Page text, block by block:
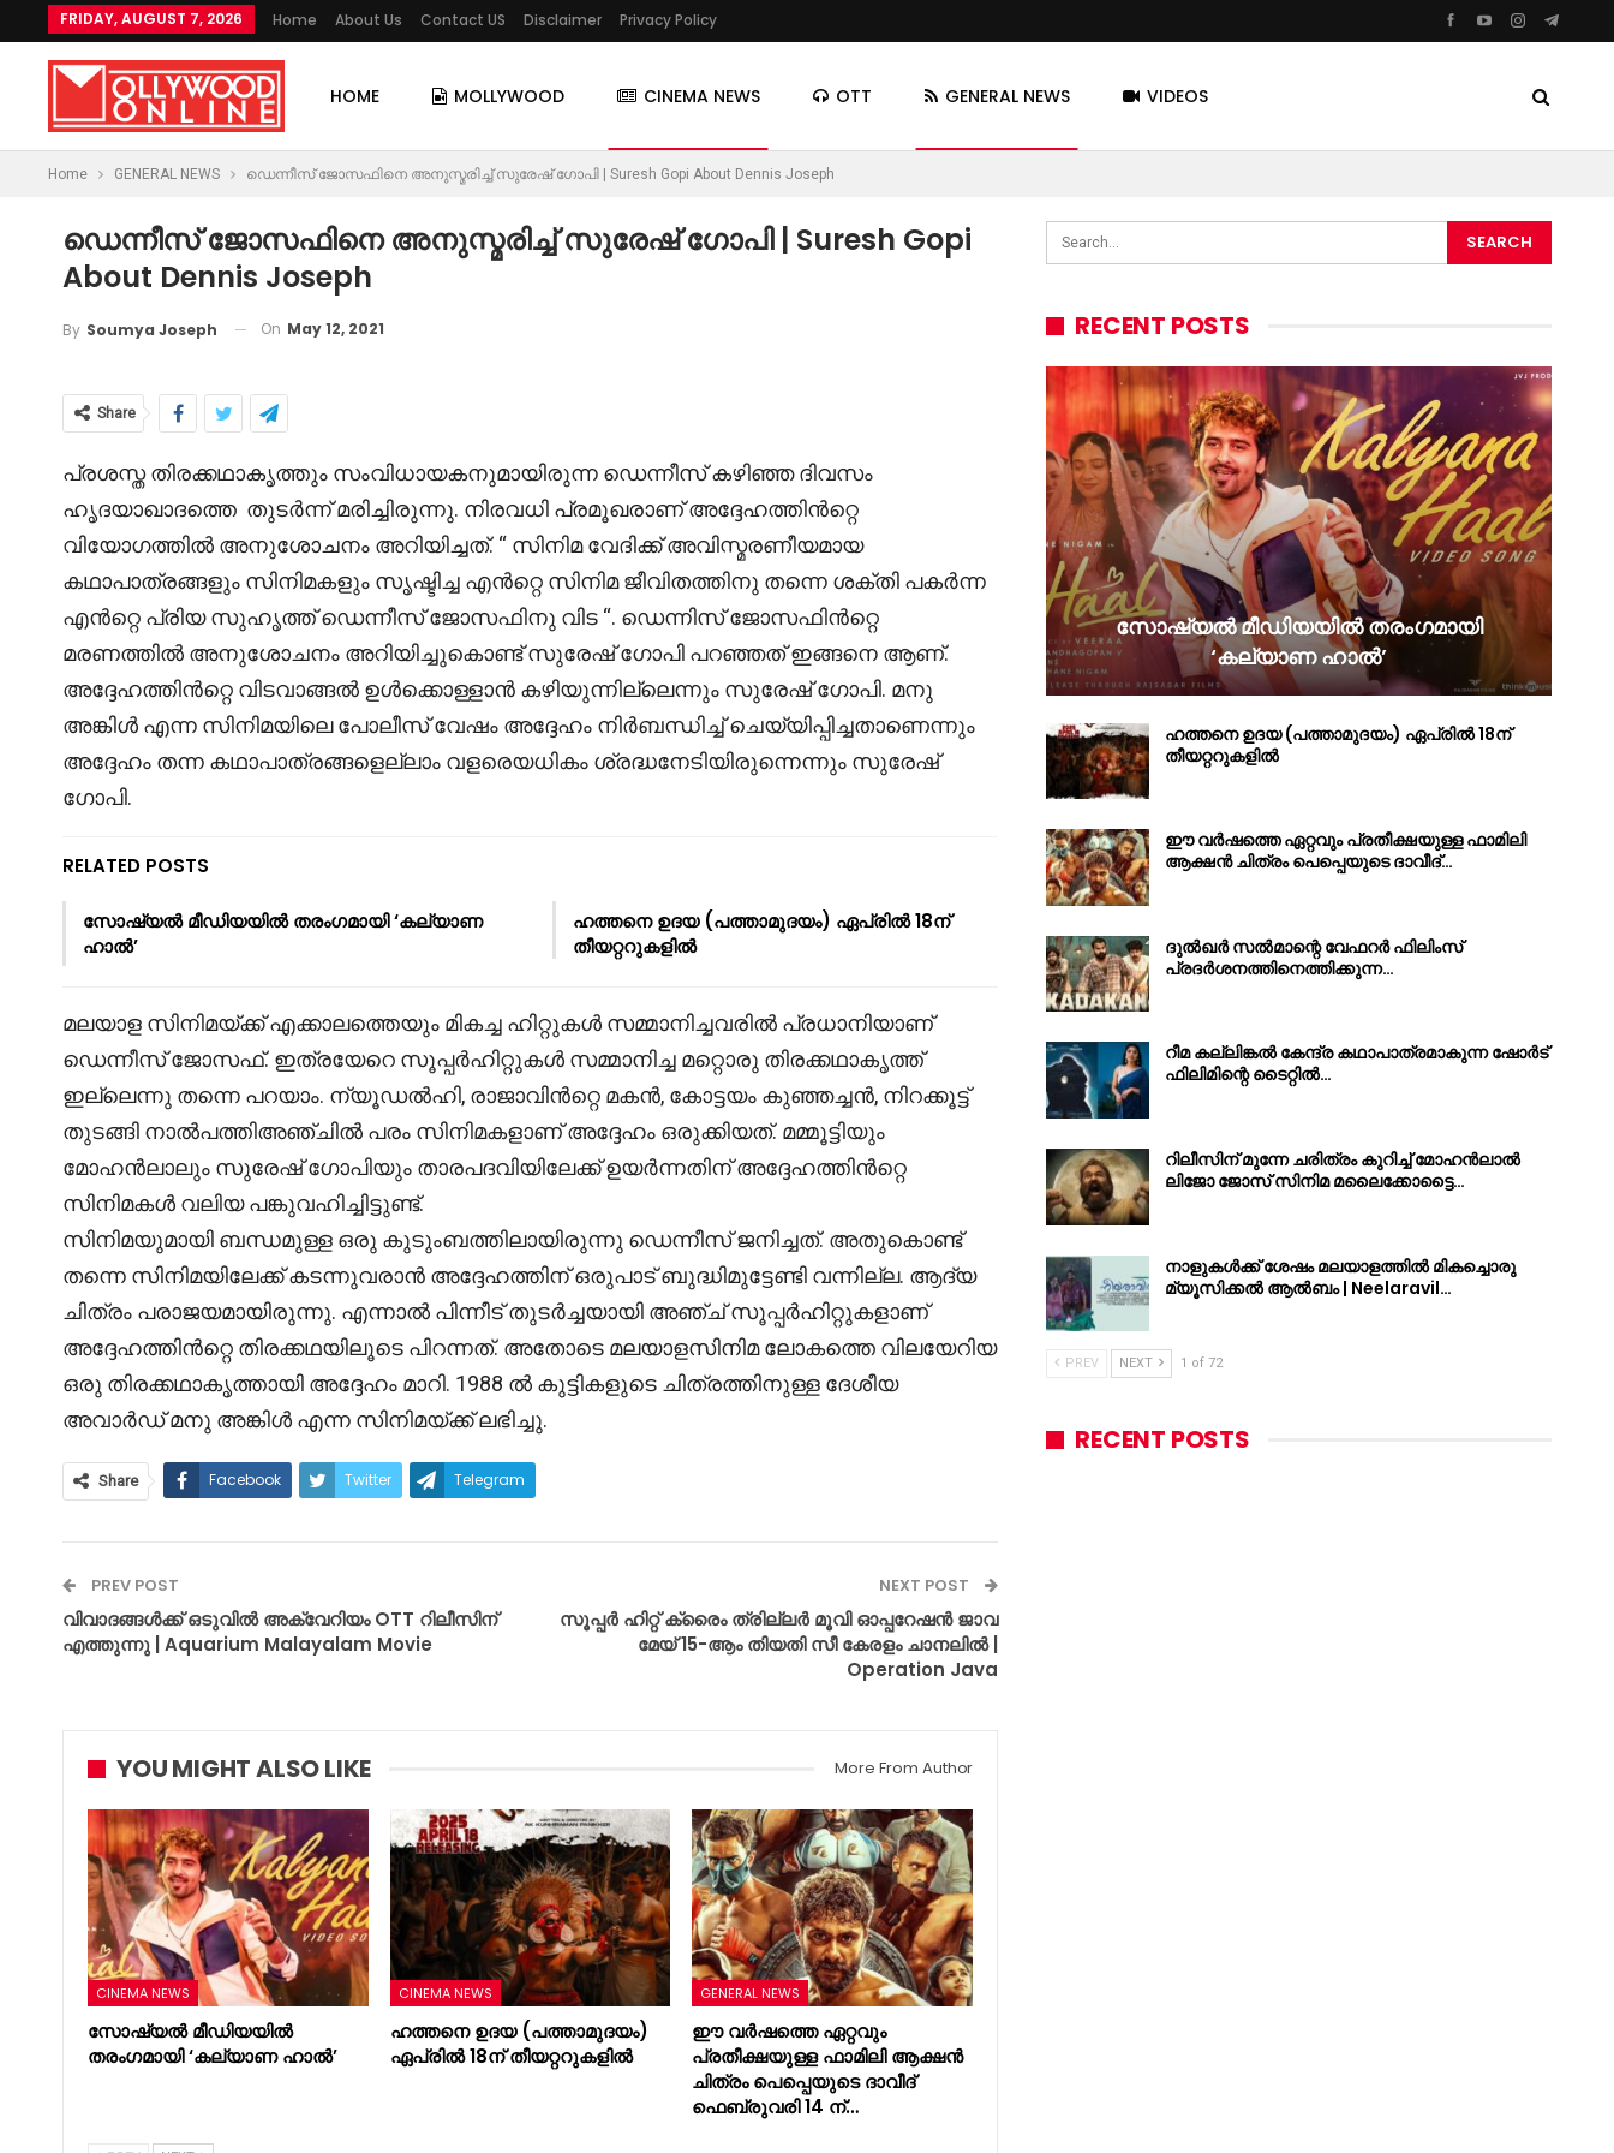
FRIDAY, AUGUST 7, 2026 Home About Us Contact US Disclaimer Privacy Policy
HOME MOLLYWOOD CINEMA NEWS OTT GENERAL NEWS VIDEOS
Home GENERAL NEWS ഡെന്നീസ് ജോസഫിനെ അനുസ്മരിച്ച് സുരേഷ് ഗോപി | Suresh Gopi About Dennis Joseph
ഡെന്നീസ് ജോസഫിനെ അനുസ്മരിച്ച് സുരേഷ് ഗോപി | Suresh Gopi
About Dennis Joseph
By Soumya Joseph On May 12, 2021
Share
പ്രശസ്ത തിരക്കഥാകൃത്തും സംവിധായകനുമായിരുന്ന ഡെന്നീസ് കഴിഞ്ഞ ദിവസം
ഹൃദയാഖാദത്തെ തുടർന്ന് മരിച്ചിരുന്നു. നിരവധി പ്രമൂഖരാണ് അദ്ദേഹത്തിൻറ്റെ
വിയോഗത്തിൽ അനുശോചനം അറിയിച്ചത്. “ സിനിമ വേദിക്ക് അവിസ്മരണീയമായ
കഥാപാത്രങ്ങളും സിനിമകളും സൃഷ്ടിച്ച എൻറ്റെ സിനിമ ജീവിതത്തിനു തന്നെ ശക്തി പകർന്ന
എൻറ്റെ പ്രിയ സുഹൃത്ത് ഡെന്നീസ് ജോസഫിനു വിട “. ഡെന്നിസ് ജോസഫിൻറ്റെ
മരണത്തിൽ അനുശോചനം അറിയിച്ചുകൊണ്ട് സുരേഷ് ഗോപി പറഞ്ഞത് ഇങ്ങനെ ആണ്.
അദ്ദേഹത്തിൻറ്റെ വിടവാങ്ങൽ ഉൾക്കൊള്ളാൻ കഴിയുന്നില്ലെന്നും സുരേഷ് ഗോപി. മനു
അങ്കിൾ എന്ന സിനിമയിലെ പോലീസ് വേഷം അദ്ദേഹം നിർബന്ധിച്ച് ചെയ്യിപ്പിച്ചതാണെന്നും
അദ്ദേഹം തന്ന കഥാപാത്രങ്ങളെല്ലാം വളരെയധികം ശ്രദ്ധനേടിയിരുന്നെന്നും സുരേഷ്
ഗോപി.
RELATED POSTS
സോഷ്യൽ മീഡിയയിൽ തരംഗമായി ‘കല്യാണ
ഹാൽ’
ഹത്തനെ ഉദയ (പത്താമുദയം) ഏപ്രിൽ 18ന്
തീയറ്ററുകളിൽ
മലയാള സിനിമയ്ക്ക് എക്കാലത്തെയും മികച്ച ഹിറ്റുകൾ സമ്മാനിച്ചവരിൽ പ്രധാനിയാണ്
ഡെന്നീസ് ജോസഫ്. ഇത്രയേറെ സൂപ്പർഹിറ്റുകൾ സമ്മാനിച്ച മറ്റൊരു തിരക്കഥാകൃത്ത്
ഇല്ലെന്നു തന്നെ പറയാം. ന്യൂഡൽഹി, രാജാവിൻറ്റെ മകൻ, കോട്ടയം കുഞ്ഞച്ചൻ, നിറക്കൂട്ട്
തുടങ്ങി നാൽപത്തിഅഞ്ചിൽ പരം സിനിമകളാണ് അദ്ദേഹം ഒരുക്കിയത്. മമ്മൂട്ടിയും
മോഹൻലാലും സുരേഷ് ഗോപിയും താരപദവിയിലേക്ക് ഉയർന്നതിന് അദ്ദേഹത്തിൻറ്റെ
സിനിമകൾ വലിയ പങ്കുവഹിച്ചിട്ടുണ്ട്.
സിനിമയുമായി ബന്ധമുള്ള ഒരു കുടുംബത്തിലായിരുന്നു ഡെന്നീസ് ജനിച്ചത്. അതുകൊണ്ട്
തന്നെ സിനിമയിലേക്ക് കടന്നുവരാൻ അദ്ദേഹത്തിന് ഒരുപാട് ബുദ്ധിമുട്ടേണ്ടി വന്നില്ല. ആദ്യ
ചിത്രം പരാജയമായിരുന്നു. എന്നാൽ പിന്നീട് തുടർച്ചയായി അഞ്ച് സൂപ്പർഹിറ്റുകളാണ്
അദ്ദേഹത്തിൻറ്റെ തിരക്കഥയിലൂടെ പിറന്നത്. അതോടെ മലയാളസിനിമ ലോകത്തെ വിലയേറിയ
ഒരു തിരക്കഥാകൃത്തായി അദ്ദേഹം മാറി. 1988 ൽ കുട്ടികളുടെ ചിത്രത്തിനുള്ള ദേശീയ
അവാർഡ് മനു അങ്കിൾ എന്ന സിനിമയ്ക്ക് ലഭിച്ചു.
Share Facebook Twitter Telegram
PREV POST
വിവാദങ്ങൾക്ക് ഒടുവിൽ അക്വേറിയം OTT റിലീസിന്
എത്തുന്നു | Aquarium Malayalam Movie
NEXT POST
സൂപ്പർ ഹിറ്റ് ക്രൈം ത്രില്ലർ മൂവി ഓപ്പറേഷൻ ജാവ
മേയ് 15-ആം തിയതി സീ കേരളം ചാനലിൽ |
Operation Java
YOU MIGHT ALSO LIKE More From Author
CINEMA NEWS
സോഷ്യൽ മീഡിയയിൽ
തരംഗമായി ‘കല്യാണ ഹാൽ’
CINEMA NEWS
ഹത്തനെ ഉദയ (പത്താമുദയം)
ഏപ്രിൽ 18ന് തീയറ്ററുകളിൽ
GENERAL NEWS
ഈ വർഷത്തെ ഏറ്റവും
പ്രതീക്ഷയുള്ള ഫാമിലി ആക്ഷൻ
ചിത്രം പെപ്പെയുടെ ദാവീദ്
ഫെബ്രുവരി 14 ന്…
RECENT POSTS
സോഷ്യൽ മീഡിയയിൽ തരംഗമായി
‘കല്യാണ ഹാൽ’
ഹത്തനെ ഉദയ (പത്താമുദയം) ഏപ്രിൽ 18ന്
തീയറ്ററുകളിൽ
ഈ വർഷത്തെ ഏറ്റവും പ്രതീക്ഷയുള്ള ഫാമിലി
ആക്ഷൻ ചിത്രം പെപ്പെയുടെ ദാവീദ്…
ദുൽഖർ സൽമാന്റെ വേഫറർ ഫിലിംസ്
പ്രദർശനത്തിനെത്തിക്കുന്ന…
റീമ കല്ലിങ്കൽ കേന്ദ്ര കഥാപാത്രമാകുന്ന ഷോർട്
ഫിലിമിന്റെ ടൈറ്റിൽ…
റിലീസിന് മുന്നേ ചരിത്രം കുറിച്ച് മോഹൻലാൽ
ലിജോ ജോസ് സിനിമ മലൈക്കോട്ടൈ…
നാളുകൾക്ക് ശേഷം മലയാളത്തിൽ മികച്ചൊരു
മ്യൂസിക്കൽ ആൽബം | Neelaravil…
PREV NEXT 1 of 72
RECENT POSTS